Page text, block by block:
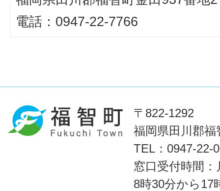
電話：0947-22-7766
〒822-1292
福岡県田川郡福
TEL：0947-22-
窓口受付時間
8時30分から17